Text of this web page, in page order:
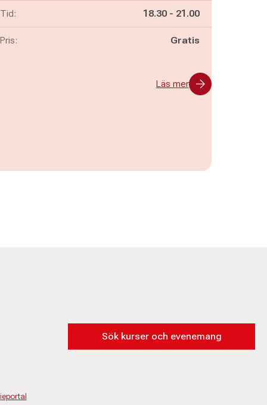
Tid: Pågår mellan
18.30 - och
21.00
Pris: Gratis
Läs mer
Sök kurser och evenemang